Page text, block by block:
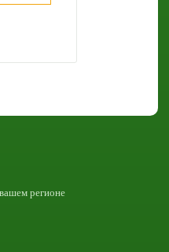
регионе